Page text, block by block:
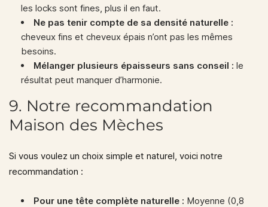
les locks sont fines, plus il en faut.
Ne pas tenir compte de sa densité naturelle :
cheveux fins et cheveux épais n’ont pas les mêmes
besoins.
Mélanger plusieurs épaisseurs sans conseil : le
résultat peut manquer d’harmonie.
9. Notre recommandation
Maison des Mèches
Si vous voulez un choix simple et naturel, voici notre
recommandation :
Pour une tête complète naturelle : Moyenne (0,8